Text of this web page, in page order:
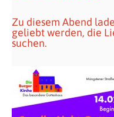
Zu diesem Abend
geliebt werden, die
suchen.